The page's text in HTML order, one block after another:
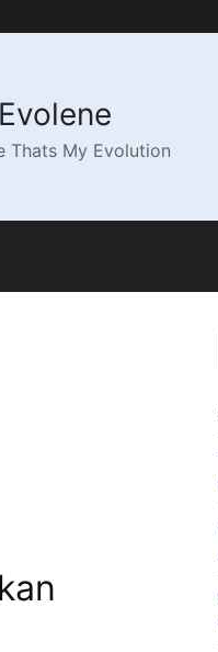
Evolene
Thats My Evolution